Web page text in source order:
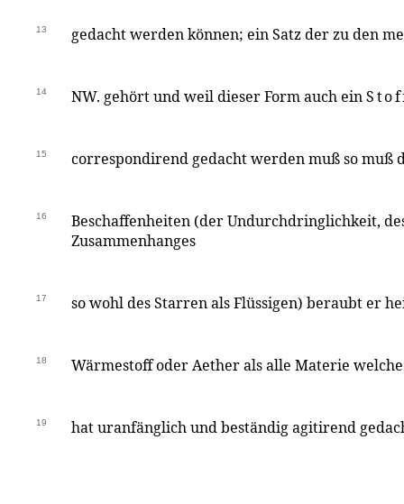
13 gedacht werden können; ein Satz der zu den
14 NW. gehört und weil dieser Form auch ein
15 correspondirend gedacht werden muß so muß
16
Beschaffenheiten (der Undurchdringlichkeit,
Zusammenhanges
17 so wohl des Starren als Flüssigen) beraubt er
18 Wärmestoff oder Aether als alle Materie
19 hat uranfänglich und beständig agitirend